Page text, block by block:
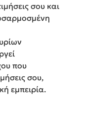
σου και
που
σου,
εμπειρία.